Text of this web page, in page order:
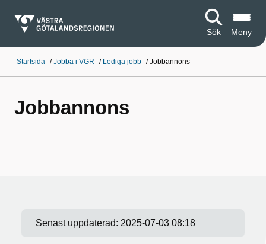
Sök Meny
Startsida /Jobba i VGR / Lediga jobb /Jobbannons
Jobbannons
Senast uppdaterad: 2025-07-03 08:18